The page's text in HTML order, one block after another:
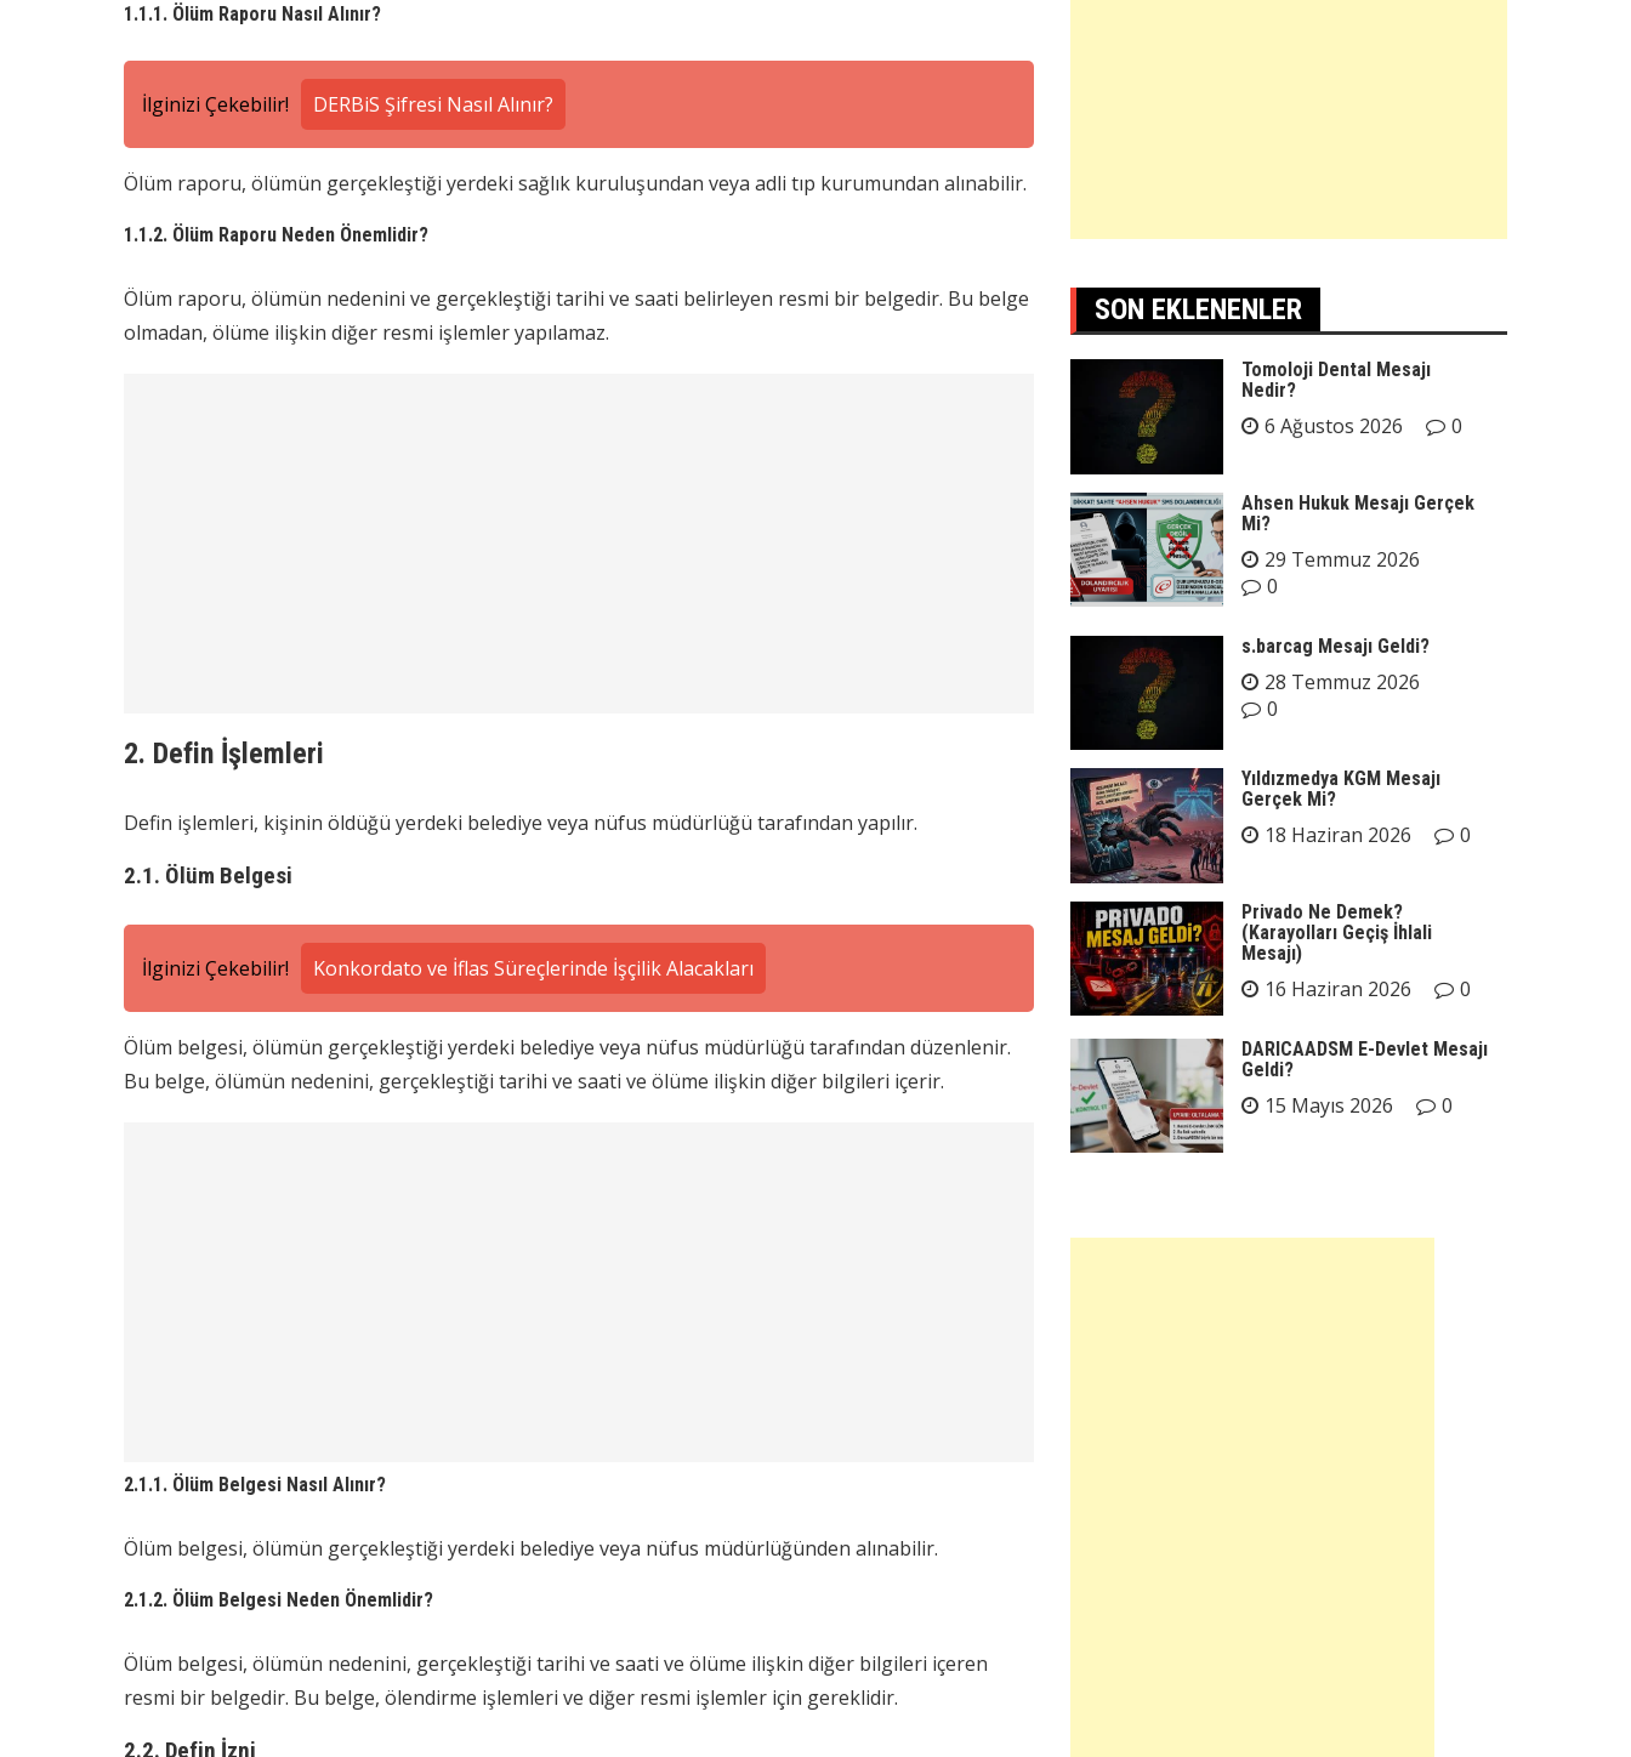
1.1.1. Ölüm Raporu Nasıl Alınır?
İlginizi Çekebilir! DERBiS Şifresi Nasıl Alınır?
Ölüm raporu, ölümün gerçekleştiği yerdeki sağlık kuruluşundan veya adli tıp kurumundan alınabilir.
1.1.2. Ölüm Raporu Neden Önemlidir?
Ölüm raporu, ölümün nedenini ve gerçekleştiği tarihi ve saati belirleyen resmi bir belgedir. Bu belge
olmadan, ölüme ilişkin diğer resmi işlemler yapılamaz.
2. Defin İşlemleri
Defin işlemleri, kişinin öldüğü yerdeki belediye veya nüfus müdürlüğü tarafından yapılır.
2.1. Ölüm Belgesi
İlginizi Çekebilir! Konkordato ve İflas Süreçlerinde İşçilik Alacakları
Ölüm belgesi, ölümün gerçekleştiği yerdeki belediye veya nüfus müdürlüğü tarafından düzenlenir.
Bu belge, ölümün nedenini, gerçekleştiği tarihi ve saati ve ölüme ilişkin diğer bilgileri içerir.
2.1.1. Ölüm Belgesi Nasıl Alınır?
Ölüm belgesi, ölümün gerçekleştiği yerdeki belediye veya nüfus müdürlüğünden alınabilir.
2.1.2. Ölüm Belgesi Neden Önemlidir?
Ölüm belgesi, ölümün nedenini, gerçekleştiği tarihi ve saati ve ölüme ilişkin diğer bilgileri içeren
resmi bir belgedir. Bu belge, ölendirme işlemleri ve diğer resmi işlemler için gereklidir.
2.2. Defin İzni
SON EKLENENLER
Tomoloji Dental Mesajı
Nedir?
6 Ağustos 2026 0
Ahsen Hukuk Mesajı Gerçek
Mi?
29 Temmuz 2026
0
s.barcag Mesajı Geldi?
28 Temmuz 2026
0
Yıldızmedya KGM Mesajı
Gerçek Mi?
18 Haziran 2026 0
Privado Ne Demek?
(Karayolları Geçiş İhlali
Mesajı)
16 Haziran 2026 0
DARICAADSM E-Devlet Mesajı
Geldi?
15 Mayıs 2026 0